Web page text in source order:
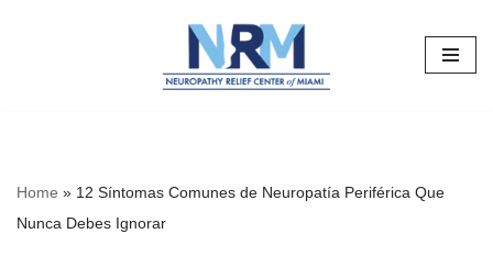
Home » 12 Síntomas Comunes de Neuropatía Periférica Que
Nunca Debes Ignorar